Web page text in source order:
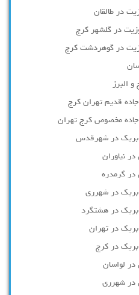
در طالقان
در گلشهر کرج
در گوهردشت کرج
البرز
قدیم تهران کرج
مخصوص کرج تهران
بریک در شهرقدس
در نیاوران
در گرمدره
بریک در شهرری
بریک در هشتگرد
بریک در تهران
بریک در کرج
در لواسان
در شهرری